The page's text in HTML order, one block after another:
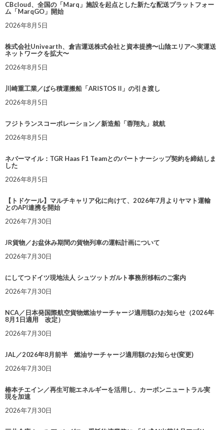
CBcloud、全国の「Marq」施設を起点とした新たな配送プラットフォー
ム「MarqGO」開始
2026年8月5日
株式会社Univearth、倉吉運送株式会社と資本提携〜山陰エリアへ実運送
ネットワークを拡大〜
2026年8月5日
川崎重工業／ばら積運搬船「ARISTOS II」の引き渡し
2026年8月5日
フジトランスコーポレーション／新造船「蓉翔丸」就航
2026年8月5日
ネバーマイル：TGR Haas F1 Teamとのパートナーシップ契約を締結しま
した
2026年8月5日
【トドケール】マルチキャリア化に向けて、2026年7月よりヤマト運輸
とのAPI連携を開始
2026年7月30日
JR貨物／お盆休み期間の貨物列車の運転計画について
2026年7月30日
にしてつドイツ現地法人 シュツットガルト事務所移転のご案内
2026年7月30日
NCA／日本発国際航空貨物燃油サーチャージ適用額のお知らせ（2026年
8月1日適用 改定）
2026年7月30日
JAL／2026年8月前半 燃油サーチャージ適用額のお知らせ(変更)
2026年7月30日
椿本チエイン／再生可能エネルギーを活用し、カーボンニュートラル実
現を加速
2026年7月30日